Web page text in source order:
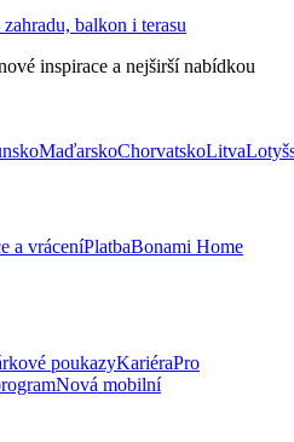
balkon i terasu
inspirace a nejširší nabídkou
MaďarskoChorvatskoLitva
a vráceníPlatbaBonami Home
poukazyKariéraPro
Nová mobilní